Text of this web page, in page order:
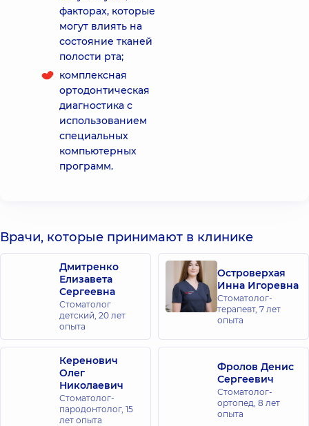
факторах, которые
могут влиять на
состояние тканей
полости рта;
комплексная
ортодонтическая
диагностика с
использованием
специальных
компьютерных
программ.
Врачи, которые принимают в клинике
Дмитренко
Елизавета
Сергеевна
Стоматолог
детский, 20 лет
опыта
Островерхая
Инна Игоревна
Стоматолог-
терапевт, 7 лет
опыта
Керенович
Олег
Николаевич
Стоматолог-
пародонтолог, 15
лет опыта
Фролов Денис
Сергеевич
Стоматолог-
ортопед, 8 лет
опыта